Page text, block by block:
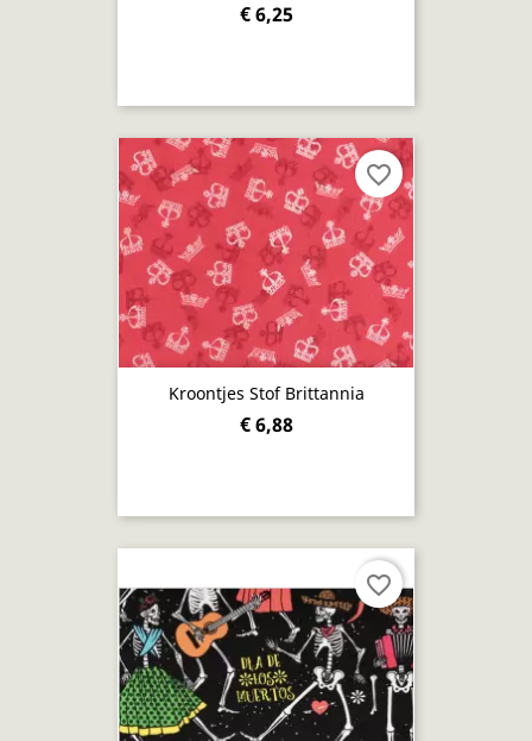
€ 6,25
Kroontjes Stof Brittannia
€ 6,88
favorite_border
favorite_border